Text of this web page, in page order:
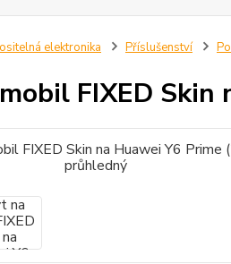
elektronika Příslušenství
FIXED